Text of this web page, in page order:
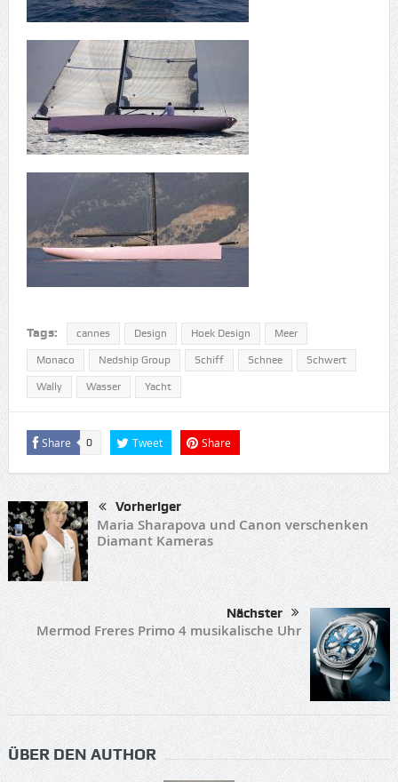
Tags: cannes Design Hoek Design Meer
Monaco Nedship Group Schiff Schnee Schwert
Wally Wasser Yacht
Share 0 Tweet Share
Vorheriger
Maria Sharapova und Canon verschenken
Diamant Kameras
Nächster
Mermod Freres Primo 4 musikalische Uhr
ÜBER DEN AUTHOR